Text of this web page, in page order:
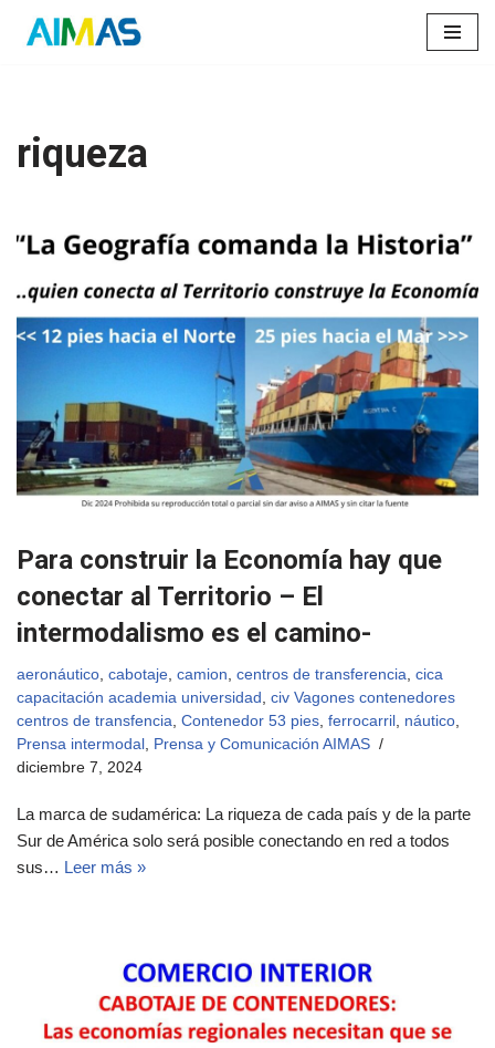
riqueza
Para construir la Economía hay que
conectar al Territorio – El
intermodalismo es el camino-
aeronáutico cabotaje camion centros de transferencia cica
capacitación academia universidad civ Vagones contenedores
centros de transfencia Contenedor 53 pies ferrocarril náutico
Prensa intermodal Prensa y Comunicación AIMAS
diciembre 7, 2024
La marca de sudamérica: La riqueza de cada país y de la parte
Sur de América solo será posible conectando en red a todos
sus… Leer más »